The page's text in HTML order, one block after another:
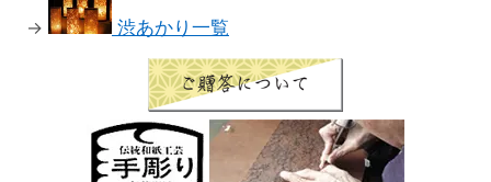
→ 渋あかり一覧